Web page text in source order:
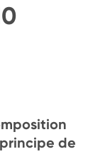
de